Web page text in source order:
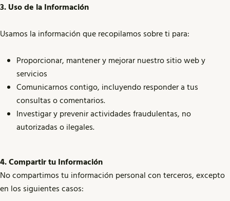
3. Uso de la Información
Usamos la información que recopilamos sobre ti para:
Proporcionar, mantener y mejorar nuestro sitio web y
servicios
Comunicarnos contigo, incluyendo responder a tus
consultas o comentarios.
Investigar y prevenir actividades fraudulentas, no
autorizadas o ilegales.
4. Compartir tu Información
No compartimos tu información personal con terceros, excepto
en los siguientes casos: